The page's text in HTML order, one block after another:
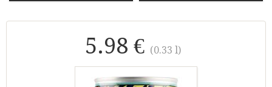
5.98 € (0.33 l)